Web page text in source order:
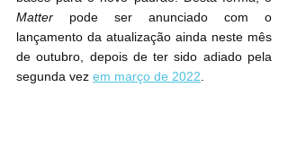
Matter pode ser anunciado com o
lançamento da atualização ainda neste mês
de outubro, depois de ter sido adiado pela
segunda vez em março de 2022